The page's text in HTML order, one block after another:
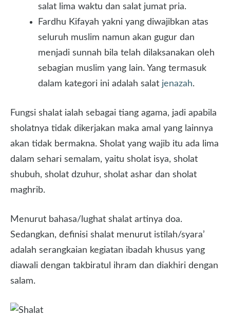
salat lima waktu dan salat jumat pria.
Fardhu Kifayah yakni yang diwajibkan atas
seluruh muslim namun akan gugur dan
menjadi sunnah bila telah dilaksanakan oleh
sebagian muslim yang lain. Yang termasuk
dalam kategori ini adalah salat jenazah.
Fungsi shalat ialah sebagai tiang agama, jadi apabila
sholatnya tidak dikerjakan maka amal yang lainnya
akan tidak bermakna. Sholat yang wajib itu ada lima
dalam sehari semalam, yaitu sholat isya, sholat
shubuh, sholat dzuhur, sholat ashar dan sholat
maghrib.
Menurut bahasa/lughat shalat artinya doa.
Sedangkan, definisi shalat menurut istilah/syara’
adalah serangkaian kegiatan ibadah khusus yang
diawali dengan takbiratul ihram dan diakhiri dengan
salam.